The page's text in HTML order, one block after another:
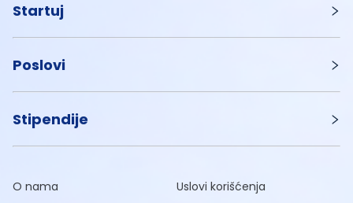
Startuj
Poslovi
Stipendije
O nama Uslovi korišćenja